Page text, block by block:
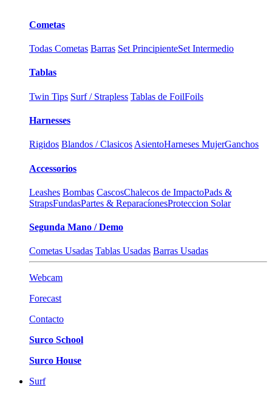
Cometas
Todas Cometas Barras Set PrincipienteSet Intermedio
Tablas
Twin Tips Surf / Strapless Tablas de FoilFoils
Harnesses
Rigidos Blandos / Clasicos AsientoHarneses MujerGanchos
Accessorios
Leashes Bombas CascosChalecos de ImpactoPads &
StrapsFundasPartes & ReparacíonesProteccion Solar
Segunda Mano / Demo
Cometas Usadas Tablas Usadas Barras Usadas
Webcam
Forecast
Contacto
Surco School
Surco House
Surf